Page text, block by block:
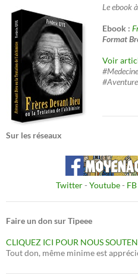
Le ebook
Ebook :
Format
Voir
#Aventure
Sur les réseaux
Twitter- Youtube-
Faire un don sur Tipeee
CLIQUEZ ICI POUR NOUS
Tout don, même minime est